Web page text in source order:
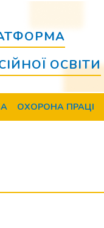
ОСВІТИ
ОХОРОНА ПРАЦІ